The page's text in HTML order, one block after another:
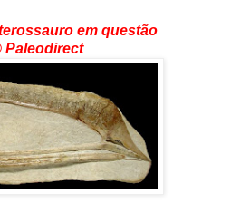
em questão
Paleodirect